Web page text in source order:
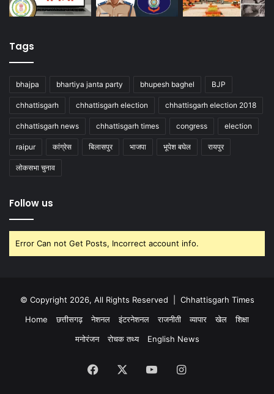
Tags
bhajpa bhartiya janta party bhupesh baghel BJP
chhattisgarh chhattisgarh election chhattisgarh election 2018
chhattisgarh news chhattisgarh times congress election
raipur कांग्रेस बिलासपुर भाजपा भूपेश बघेल रायपुर
लोकसभा चुनाव
Follow us
Error Can not Get Posts, Incorrect account info.
© Copyright 2026, All Rights Reserved | Chhattisgarh Times
Home
छत्तीसगढ़ नेशनल इंटरनेशनल राजनीती व्यापार खेल
शिक्षा
मनोरंजन
रोचक तथ्य English News
Facebook YouTubeInstagram